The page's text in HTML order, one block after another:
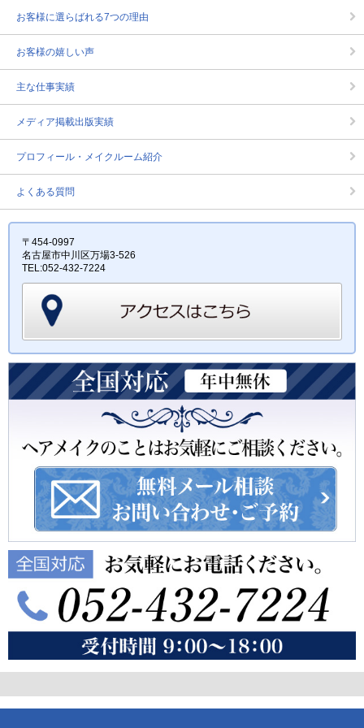
お客様に選らばれる7つの理由
お客様の嬉しい声
主な仕事実績
メディア掲載出版実績
プロフィール・メイクルーム紹介
よくある質問
〒454-0997
名古屋市中川区万場3-526
TEL:052-432-7224